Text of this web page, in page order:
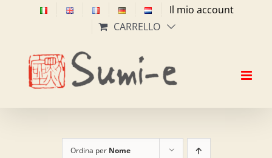
Il mio account
CARRELLO
Ordina per Nome